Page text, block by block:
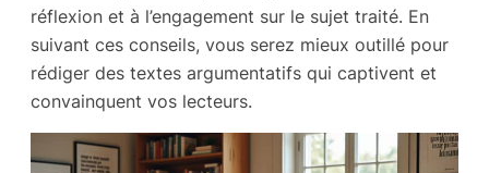
réflexion et à l’engagement sur le sujet traité. En
suivant ces conseils, vous serez mieux outillé pour
rédiger des textes argumentatifs qui captivent et
convainquent vos lecteurs.